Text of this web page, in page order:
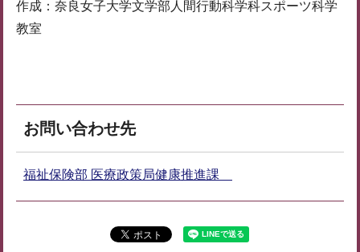
作成：奈良女子大学文学部人間行動科学科スポーツ科学
教室
お問い合わせ先
福祉保険部 医療政策局健康推進課